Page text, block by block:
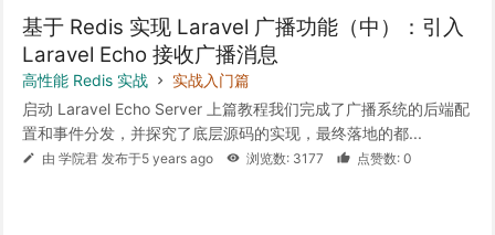
基于 Redis 实现 Laravel 广播功能（中）：引入
Laravel Echo 接收广播消息
高性能 Redis 实战
实战入门篇
启动 Laravel Echo Server 上篇教程我们完成了广播系统的后端配
置和事件分发，并探究了底层源码的实现，最终落地的都...
由 学院君 发布于5 years ago 浏览数: 3177 点赞数: 0